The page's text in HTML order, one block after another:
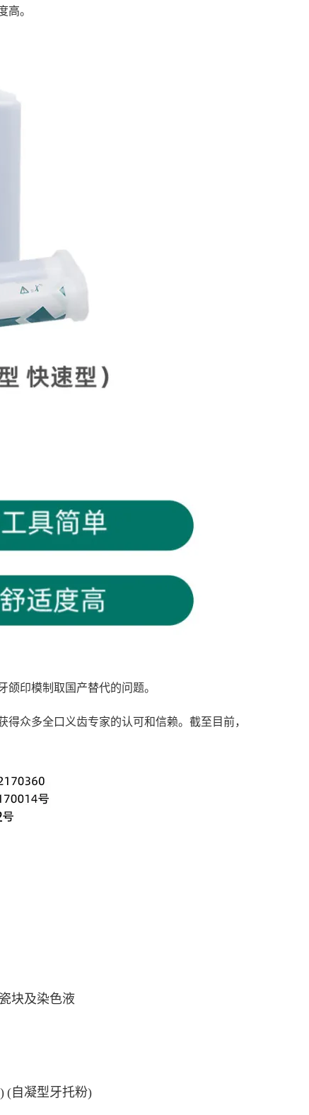
。
印模制取国产替代的问题。
众多全口义齿专家的认可和信赖。截至目前，
块及染色液
(自凝型牙托粉)